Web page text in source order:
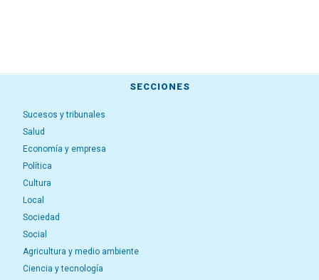
SECCIONES
Sucesos y tribunales
Salud
Economía y empresa
Política
Cultura
Local
Sociedad
Social
Agricultura y medio ambiente
Ciencia y tecnología